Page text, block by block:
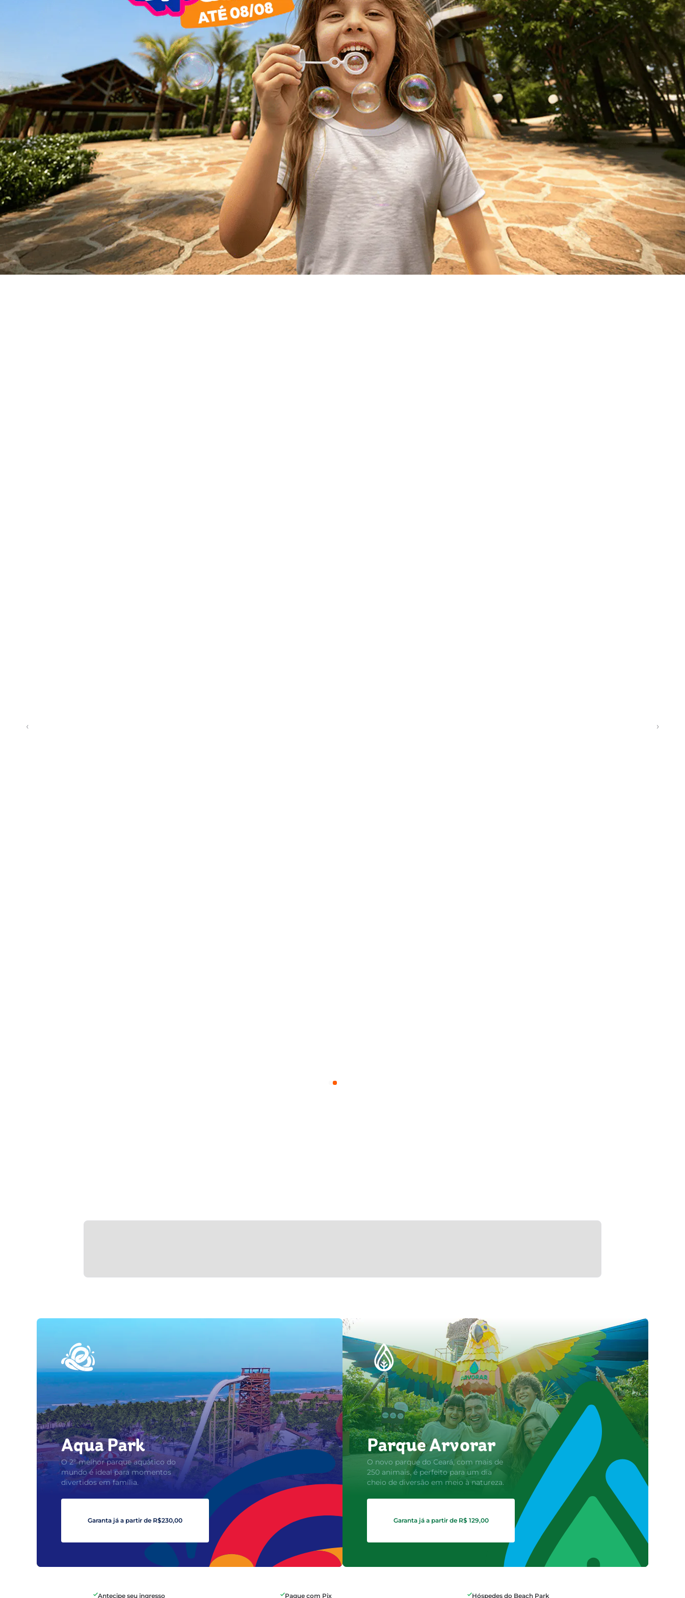
‹ ›
Aqua Park
O 2º melhor parque aquático do
mundo é ideal para momentos
divertidos em família.
Garanta já a partir de R$230,00
Parque Arvorar
O novo parque do Ceará, com mais de
250 animais, é perfeito para um dia
cheio de diversão em meio à natureza.
Garanta já a partir de R$ 129,00
Antecipe seu ingresso Pague com Pix Hóspedes do Beach Park